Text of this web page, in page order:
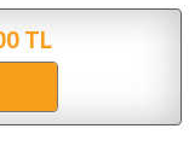
TL